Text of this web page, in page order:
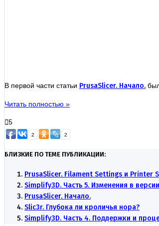
В первой части статьи PrusaSlicer. Начало.
Читать полностью »
5
2 2
БЛИЗКИЕ ПО ТЕМЕ ПУБЛИКАЦИИ:
PrusaSlicer. Filament Settings и Printer
Simplify3D. Часть 5. Изменения в
PrusaSlicer. Начало.
Slic3r. Глубока ли кроличья нора?
Simplify3D. Часть 4. Поддержки и